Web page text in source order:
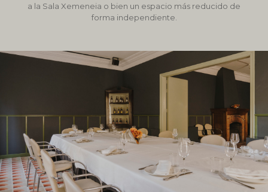
a la Sala Xemeneia o bien un espacio más reducido de
forma independiente.